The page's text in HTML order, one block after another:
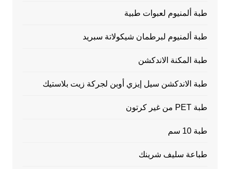
طبة ألمنيوم لعبوات طبية
طبة ألمنيوم لبرطمان شيكولاتة سبريد
طبة المكنة الاندكشن
طبة الاندكشن سيل إيزي أوبن لجركة زيت بلاستيك
طبة PET من غير كرتون
طبة 10 سم
طباعة سليف شرينك